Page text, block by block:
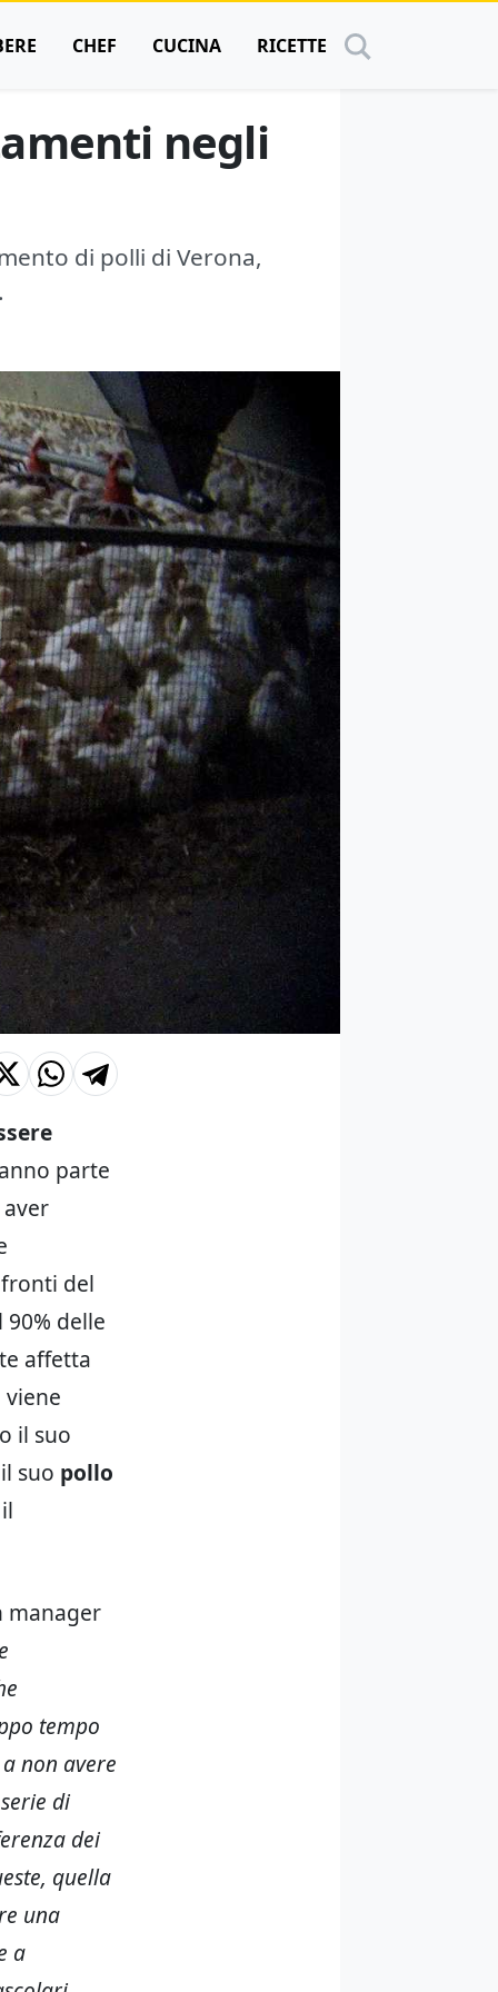
CHEF CUCINA RICETTE
negli
di polli di Verona,
parte
del
delle
affetta
il suo
suo pollo
manager
tempo
non avere
di
dei
quella
una
a